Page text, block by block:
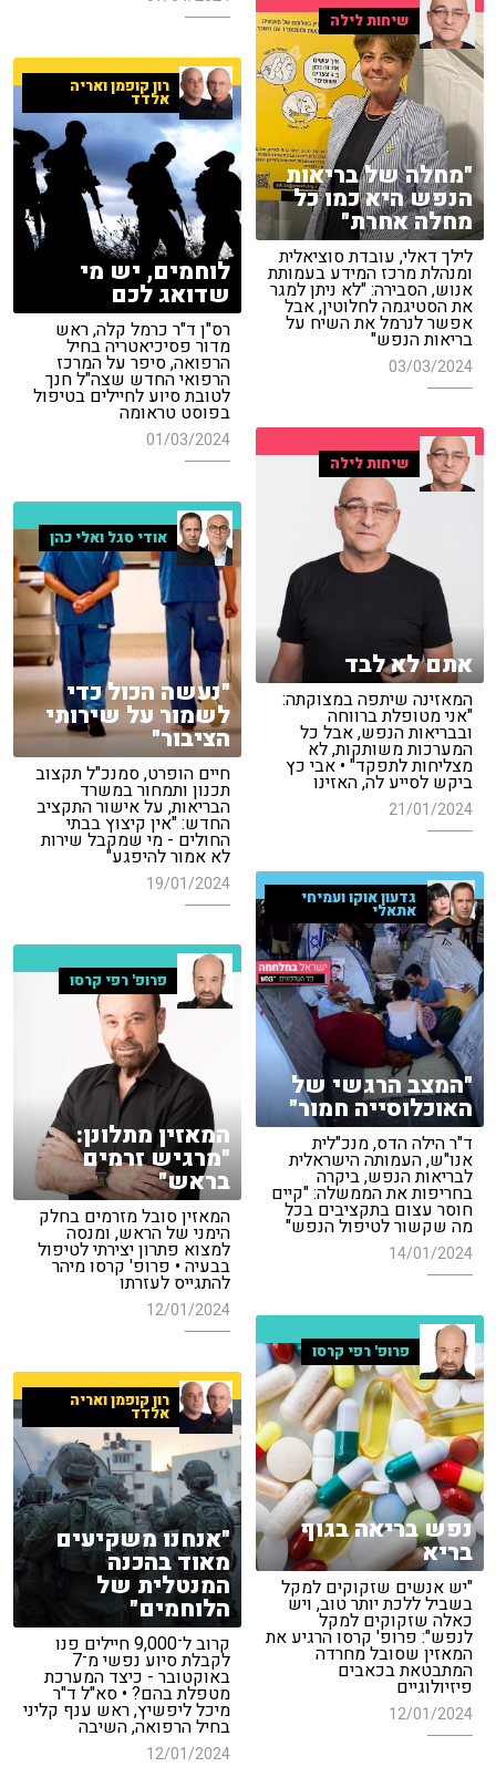
שיחות לילה
"מחלה של בריאות
הנפש היא כמו כל
מחלה אחרת"
לילך דאלי, עובדת סוציאלית
ומנהלת מרכז המידע בעמותת
אנוש, הסבירה: "לא ניתן למגר
את הסטיגמה לחלוטין, אבל
אפשר לנרמל את השיח על
בריאות הנפש"
03/03/2024
רון קופמן ואריה
אלדד
לוחמים, יש מי
שדואג לכם
רס"ן ד"ר כרמל קלה, ראש
מדור פסיכיאטריה בחיל
הרפואה, סיפר על המרכז
הרפואי החדש שצה"ל חנך
לטובת סיוע לחיילים בטיפול
בפוסט טראומה
01/03/2024
שיחות לילה
אתם לא לבד
המאזינה שיתפה במצוקתה:
"אני מטופלת ברווחה
ובבריאות הנפש, אבל כל
המערכות משותקות, לא
מצליחות לתפקד" • אבי כץ
ביקש לסייע לה, האזינו
21/01/2024
אודי סגל ואלי כהן
"נעשה הכול כדי
לשמור על שירותי
הציבור"
חיים הופרט, סמנכ"ל תקצוב
תכנון ותמחור במשרד
הבריאות, על אישור התקציב
החדש: "אין קיצוץ בבתי
החולים - מי שמקבל שירות
לא אמור להיפגע"
19/01/2024
גדעון אוקו ועמיחי
אתאלי
"המצב הרגשי של
האוכלוסייה חמור"
ד"ר הילה הדס, מנכ"לית
אנו"ש, העמותה הישראלית
לבריאות הנפש, ביקרה
בחריפות את הממשלה: "קיים
חוסר עצום בתקציבים בכל
מה שקשור לטיפול הנפש"
14/01/2024
פרופ' רפי קרסו
המאזין מתלונן:
"מרגיש זרמים
בראש"
המאזין סובל מזרמים בחלק
הימני של הראש, ומנסה
למצוא פתרון יצירתי לטיפול
בבעיה • פרופ' קרסו מיהר
להתגייס לעזרתו
12/01/2024
פרופ' רפי קרסו
נפש בריאה בגוף
בריא
"יש אנשים שזקוקים למקל
בשביל ללכת יותר טוב, ויש
כאלה שזקוקים למקל
לנפש": פרופ' קרסו הרגיע את
המאזין שסובל מחרדה
המתבטאת בכאבים
פיזיולוגיים
12/01/2024
רון קופמן ואריה
אלדד
"אנחנו משקיעים
מאוד בהכנה
המנטלית של
הלוחמים"
קרוב ל־9,000 חיילים פנו
לקבלת סיוע נפשי מ־7
באוקטובר - כיצד המערכת
מטפלת בהם? • סא"ל ד"ר
מיכל ליפשיץ, ראש ענף קליני
בחיל הרפואה, השיבה
12/01/2024